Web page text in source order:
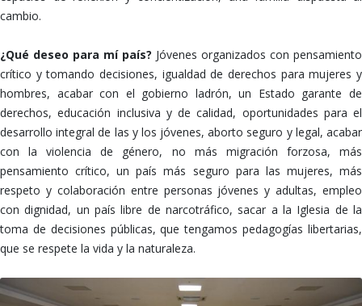
cambio.
¿Qué deseo para mí país? Jóvenes organizados con pensamiento
crítico y tomando decisiones, igualdad de derechos para mujeres y
hombres, acabar con el gobierno ladrón, un Estado garante de
derechos, educación inclusiva y de calidad, oportunidades para el
desarrollo integral de las y los jóvenes, aborto seguro y legal, acabar
con la violencia de género, no más migración forzosa, más
pensamiento crítico, un país más seguro para las mujeres, más
respeto y colaboración entre personas jóvenes y adultas, empleo
con dignidad, un país libre de narcotráfico, sacar a la Iglesia de la
toma de decisiones públicas, que tengamos pedagogías libertarias,
que se respete la vida y la naturaleza.